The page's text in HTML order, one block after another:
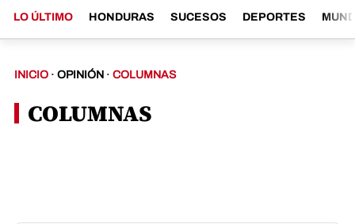
LO ÚLTIMO HONDURAS SUCESOS DEPORTES
INICIO OPINIÓN COLUMNAS
COLUMNAS